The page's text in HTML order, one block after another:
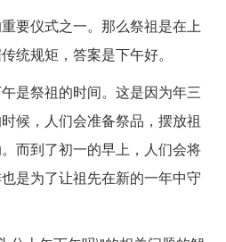
要仪式之一。那么祭祖是在上
统规矩，答案是下午好。
是祭祖的时间。这是因为年三
候，人们会准备祭品，摆放祖
而到了初一的早上，人们会将
是为了让祖先在新的一年中守